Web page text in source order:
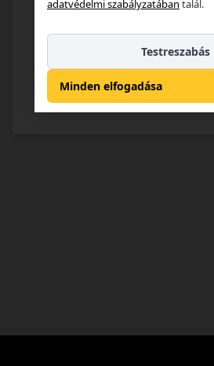
Regisztráció
adatvédelmi szabályzatában talál.
Minden elfogadása
Testreszabás